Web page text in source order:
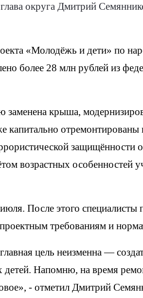
округа Дмитрий
«Молодёжь и дети» по
более 28 млн рублей из
заменена крыша,
капитально
защищённости
возрастных особенностей
После этого специалисты
требованиям и
цель неизменна —
детей. Напомню, на время
- отметил Дмитрий